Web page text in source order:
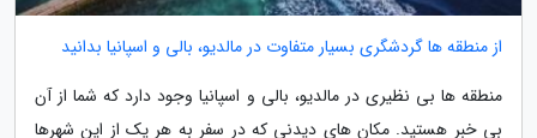
از منطقه ها گردشگری بسیار متفاوت در مالدیو، بالی و اسپانیا بدانید
منطقه ها بی نظیری در مالدیو، بالی و اسپانیا وجود دارد که شما از آن
بی خبر هستید. مکان های دیدنی که در سفر به هر یک از این شهرها